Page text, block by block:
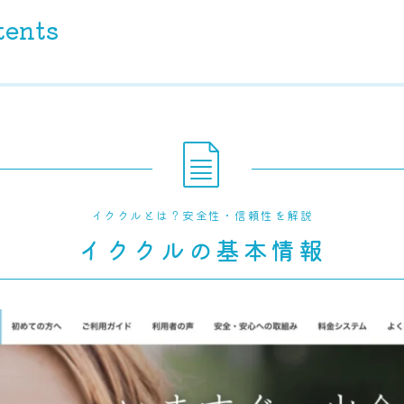
イククルとは？安全性・信頼性を解説
イククルの基本情報